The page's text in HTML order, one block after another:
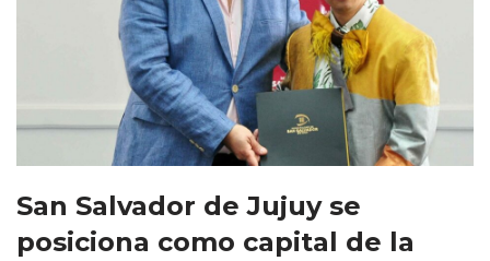
San Salvador de Jujuy se
posiciona como capital de la